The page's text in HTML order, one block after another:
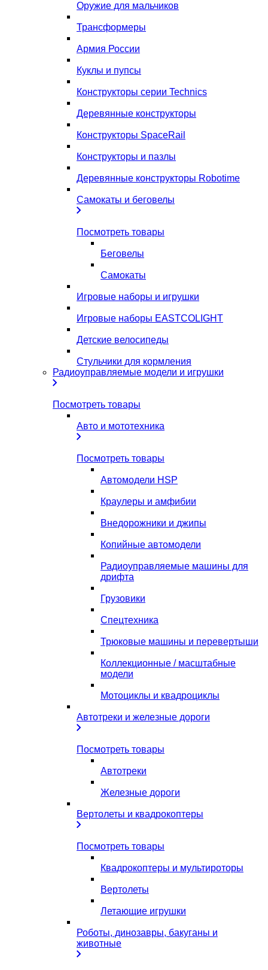
Оружие для мальчиков
Трансформеры
Армия России
Куклы и пупсы
Конструкторы серии Technics
Деревянные конструкторы
Конструкторы SpaceRail
Конструкторы и пазлы
Деревянные конструкторы Robotime
Самокаты и беговелы
Посмотреть товары
Беговелы
Самокаты
Игровые наборы и игрушки
Игровые наборы EASTCOLIGHT
Детские велосипеды
Стульчики для кормления
Радиоуправляемые модели и игрушки
Посмотреть товары
Авто и мототехника
Посмотреть товары
Автомодели HSP
Краулеры и амфибии
Внедорожники и джипы
Копийные автомодели
Радиоуправляемые машины для
дрифта
Грузовики
Спецтехника
Трюковые машины и перевертыши
Коллекционные / масштабные
модели
Мотоциклы и квадроциклы
Автотреки и железные дороги
Посмотреть товары
Автотреки
Железные дороги
Вертолеты и квадрокоптеры
Посмотреть товары
Квадрокоптеры и мультироторы
Вертолеты
Летающие игрушки
Роботы, динозавры, бакуганы и
животные